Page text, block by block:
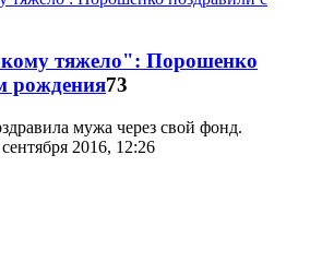
тяжело": Порошенко
рождения73
мужа через свой фонд.
2016, 12:26